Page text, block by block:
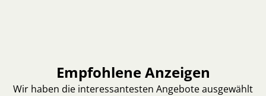
Empfohlene Anzeigen
Wir haben die interessantesten Angebote ausgewählt